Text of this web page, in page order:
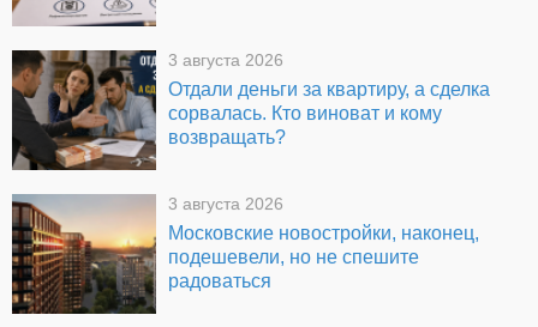
3 августа 2026
Отдали деньги за квартиру, а сделка
сорвалась. Кто виноват и кому
возвращать?
3 августа 2026
Московские новостройки, наконец,
подешевели, но не спешите
радоваться